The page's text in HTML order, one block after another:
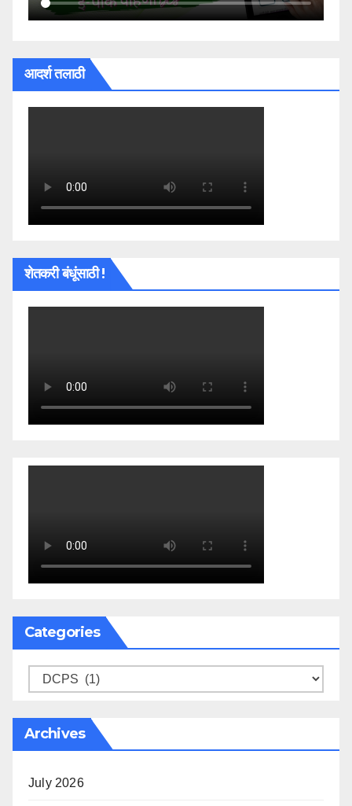
आदर्श तलाठी
शेतकरी बंधूंसाठी !
Categories
Categories
Archives
July 2026